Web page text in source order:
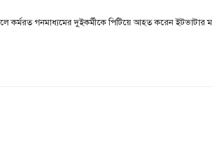
কর্মরত গনমাধ্যমের দুইকর্মীকে পিটিয়ে আহত করেন ইটভাটার